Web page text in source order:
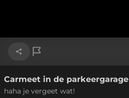
Link kopiëren
Carmeet in de parkeergarage
haha je vergeet wat!